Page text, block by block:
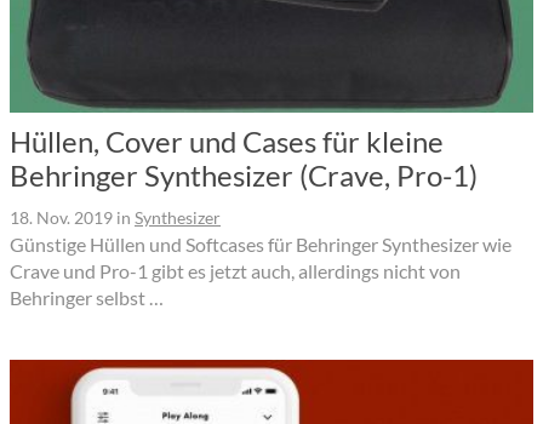
Hüllen, Cover und Cases für kleine
Behringer Synthesizer (Crave, Pro-1)
18. Nov. 2019 in Synthesizer
Günstige Hüllen und Softcases für Behringer Synthesizer wie
Crave und Pro-1 gibt es jetzt auch, allerdings nicht von
Behringer selbst …